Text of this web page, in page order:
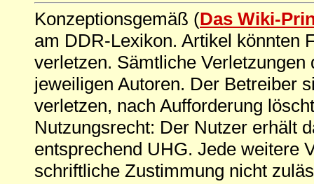
Konzeptionsgemäß (Das Wiki-
am DDR-Lexikon. Artikel könnten
verletzen. Sämtliche
jeweiligen Autoren. Der Betreiber
verletzen, nach Aufforderung
Nutzungsrecht: Der Nutzer erhält
entsprechend UHG. Jede weitere
schriftliche Zustimmung nicht